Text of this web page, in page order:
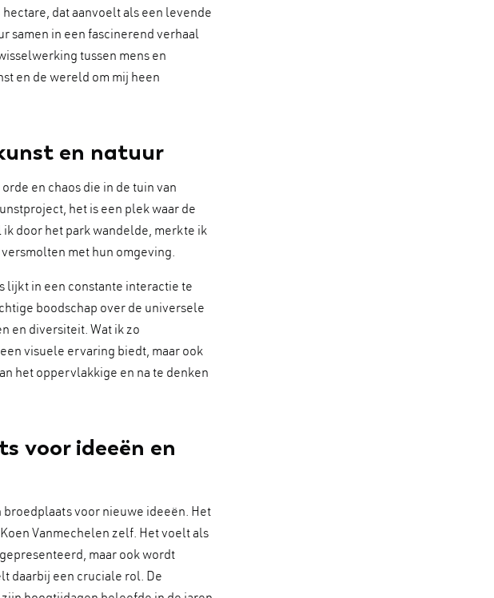
dat aanvoelt als een levende
samen in een fascinerend verhaal
tussen mens en
en de wereld om mij heen
en natuur
en chaos die in de tuin van
het is een plek waar de
door het park wandelde, merkte ik
met hun omgeving.
lijkt in een constante interactie te
boodschap over de universele
en diversiteit. Wat ik zo
visuele ervaring biedt, maar ook
het oppervlakkige en na te denken
voor ideeën en
broedplaats voor nieuwe ideeën. Het
Vanmechelen zelf. Het voelt als
maar ook wordt
daarbij een cruciale rol. De